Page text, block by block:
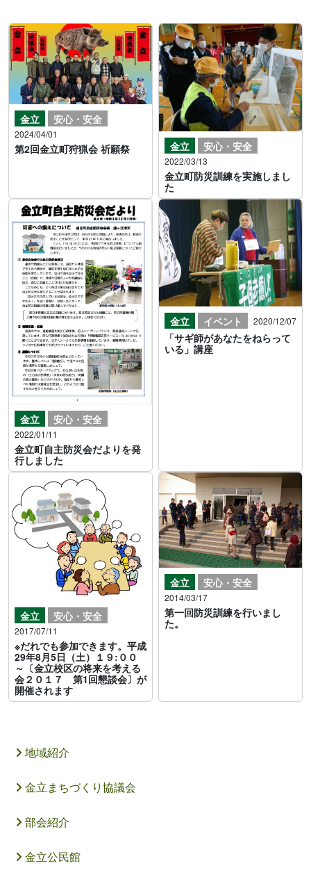
金立 安心・安全
2024/04/01
第2回金立町狩猟会 祈願祭 金立 安心・安全
2022/03/13
金立町防災訓練を実施しまし
た
金立 安心・安全
2022/01/11
金立町自主防災会だよりを発
行しました
金立 イベント 2020/12/07
「サギ師があなたをねらって
いる」講座
金立 安心・安全
2017/07/11
※だれでも参加できます。平成
29年8月5日（土）１９:００
～〔金立校区の将来を考える
会２０１７ 第1回懇談会〕が
開催されます
金立 安心・安全
2014/03/17
第一回防災訓練を行いまし
た。
地域紹介
金立まちづくり協議会
部会紹介
金立公民館